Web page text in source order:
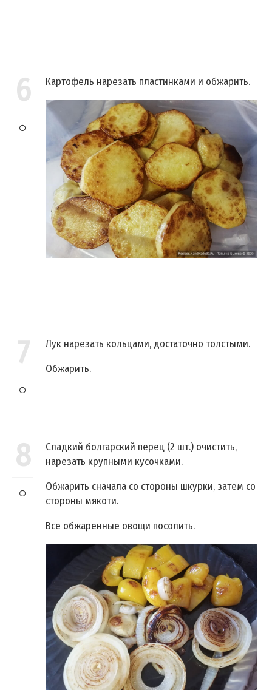
6 Картофель нарезать пластинками и обжарить.
7
Лук нарезать кольцами, достаточно толстыми.
Обжарить.
8
Сладкий болгарский перец (2 шт.) очистить,
нарезать крупными кусочками.
Обжарить сначала со стороны шкурки, затем со
стороны мякоти.
Все обжаренные овощи посолить.